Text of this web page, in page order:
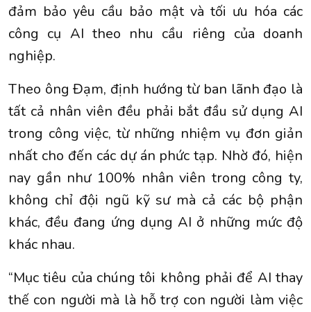
đảm bảo yêu cầu bảo mật và tối ưu hóa các
công cụ AI theo nhu cầu riêng của doanh
nghiệp.
Theo ông Đạm, định hướng từ ban lãnh đạo là
tất cả nhân viên đều phải bắt đầu sử dụng AI
trong công việc, từ những nhiệm vụ đơn giản
nhất cho đến các dự án phức tạp. Nhờ đó, hiện
nay gần như 100% nhân viên trong công ty,
không chỉ đội ngũ kỹ sư mà cả các bộ phận
khác, đều đang ứng dụng AI ở những mức độ
khác nhau.
“Mục tiêu của chúng tôi không phải để AI thay
thế con người mà là hỗ trợ con người làm việc